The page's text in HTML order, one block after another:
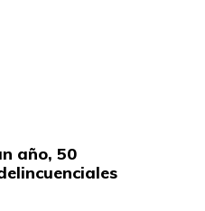
año, 50